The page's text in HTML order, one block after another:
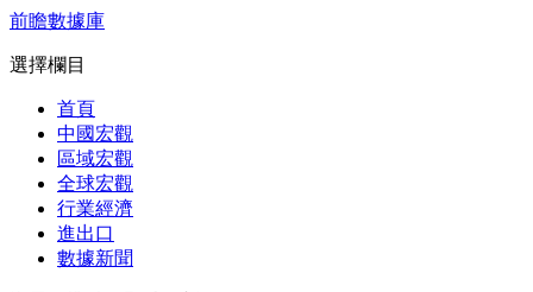
前瞻數據庫
選擇欄目
首頁
中國宏觀
區域宏觀
全球宏觀
行業經濟
進出口
數據新聞